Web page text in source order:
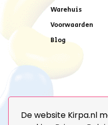
De website Kirpa.nl
Warehuis
Voorwaarden
Blog